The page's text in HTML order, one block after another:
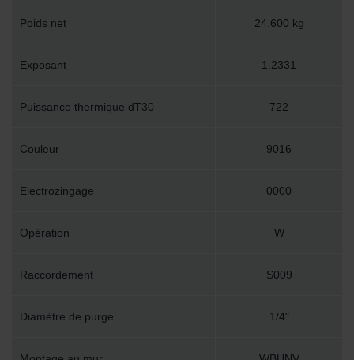
Poids net 24.600 kg
Exposant 1.2331
Puissance thermique dT30 722
Couleur 9016
Electrozingage 0000
Opération W
Raccordement S009
Diamètre de purge 1/4"